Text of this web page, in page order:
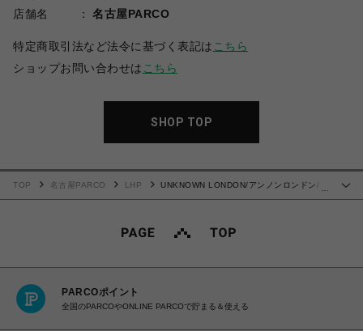
店舗名
名古屋PARCO
特定商取引法など法令に基づく表記は こちら
ショップお問い合わせは こちら
SHOP TOP
…
TOP 名古屋PARCO LHP
UNKNOWN LONDON/アンノンロンドン/
PARCOポイント
全国のPARCOやONLINE PARCOで貯まる＆使える